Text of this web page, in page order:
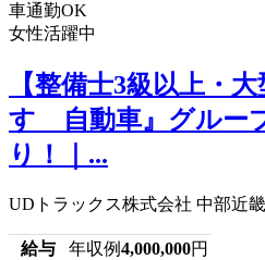
車通勤OK
女性活躍中
【整備士3級以上・
すゞ自動車』グルー
り！｜...
UDトラックス株式会社 中部近
給与 年収例4,000,000円